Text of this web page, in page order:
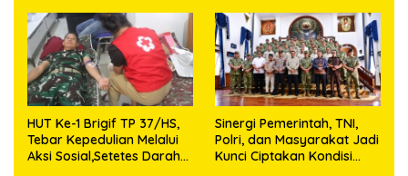
HUT Ke-1 Brigif TP 37/HS,
Tebar Kepedulian Melalui
Aksi Sosial,Setetes Darah
Sinergi Pemerintah, TNI,
Polri, dan Masyarakat Jadi
Kunci Ciptakan Kondisi